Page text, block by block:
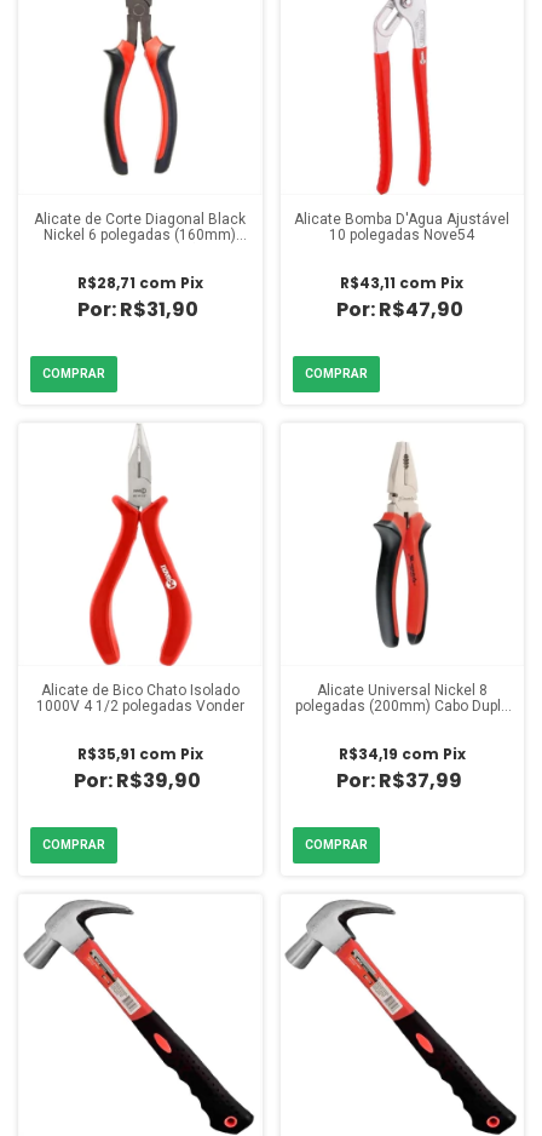
Alicate de Corte Diagonal Black
Nickel 6 polegadas (160mm)
R$31,90
R$28,71 com Pix
Alicate Bomba D'Água Ajustável
10 polegadas Nove54
R$47,90
R$43,11 com Pix
Alicate de Bico Chato Isolado
1000V 4 1/2 polegadas Vonder
R$39,90
R$35,91 com Pix
Alicate Universal Nickel 8
polegadas (200mm) Cabo Dupla
R$37,99
R$34,19 com Pix